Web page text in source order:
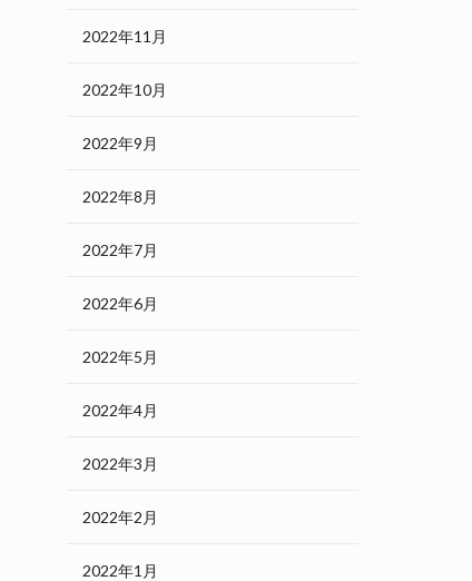
2022年11月
2022年10月
2022年9月
2022年8月
2022年7月
2022年6月
2022年5月
2022年4月
2022年3月
2022年2月
2022年1月